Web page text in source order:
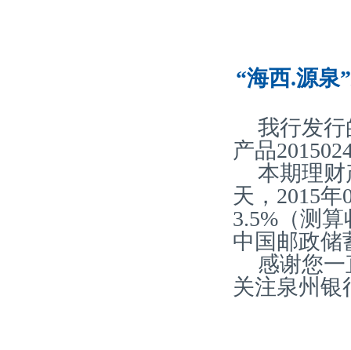
“海西.源泉
我行发行
产品
本期理财
天，2015
3.5%（测
中国邮政储
感谢您
关注泉州银